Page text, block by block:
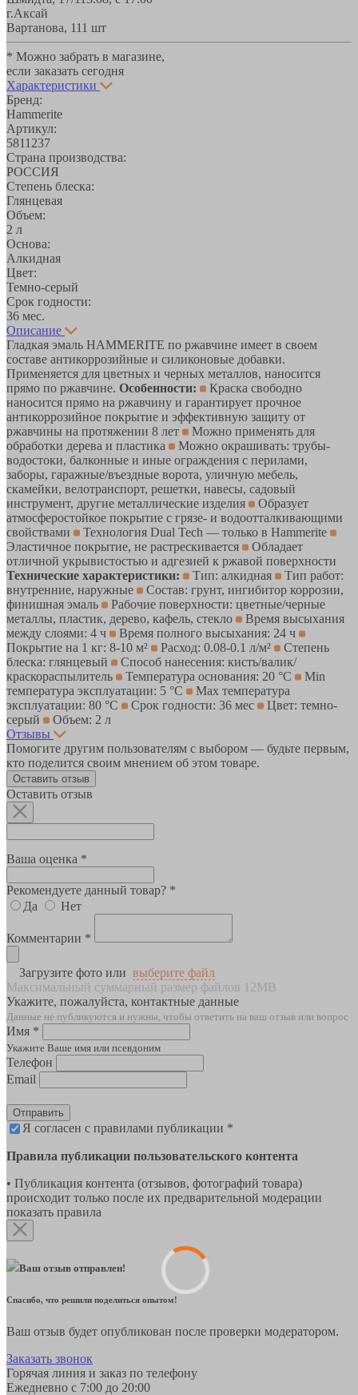
г.Аксай
Вартанова, 111 шт
* Можно забрать в магазине,
если заказать сегодня
Характеристики
Бренд:
Hammerite
Артикул:
5811237
Страна производства:
РОССИЯ
Степень блеска:
Глянцевая
Объем:
2 л
Основа:
Алкидная
Цвет:
Темно-серый
Срок годности:
36 мес.
Описание
Гладкая эмаль HAMMERITE по ржавчине имеет в своем
составе антикоррозийные и силиконовые добавки.
Применяется для цветных и черных металлов, наносится
прямо по ржавчине. Особенности:
Краска свободно
наносится прямо на ржавчину и гарантирует прочное
антикоррозийное покрытие и эффективную защиту от
ржавчины на протяжении 8 лет
Можно применять для
обработки дерева и пластика
Можно окрашивать: трубы-
водостоки, балконные и иные ограждения с перилами,
заборы, гаражные/въездные ворота, уличную мебель,
скамейки, велотранспорт, решетки, навесы, садовый
инструмент, другие металлические изделия
Образует
атмосферостойкое покрытие с грязе- и водоотталкивающими
свойствами
Технология Dual Tech — только в Hammerite
Эластичное покрытие, не растрескивается
Обладает
отличной укрывистостью и адгезией к ржавой поверхности
Технические характеристики:
Тип: алкидная
Тип работ:
внутренние, наружные
Состав: грунт, ингибитор коррозии,
финишная эмаль
Рабочие поверхности: цветные/черные
металлы, пластик, дерево, кафель, стекло
Время высыхания
между слоями: 4 ч
Время полного высыхания: 24 ч
Покрытие на 1 кг: 8-10 м²
Расход: 0.08-0.1 л/м²
Степень
блеска: глянцевый
Способ нанесения: кисть/валик/
краскораспылитель
Температура основания: 20 °С
Min
температура эксплуатации: 5 °С
Max температура
эксплуатации: 80 °С
Срок годности: 36 мес
Цвет: темно-
серый
Объем: 2 л
Отзывы
Помогите другим пользователям с выбором — будьте первым,
кто поделится своим мнением об этом товаре.
Оставить отзыв
Оставить отзыв
Ваша оценка *
Рекомендуете данный товар? *
Да
Нет
Комментарии *
Загрузите фото или выберите файл
Максимальный суммарный размер файлов 12MB
Укажите, пожалуйста, контактные данные
Данные не публикуются и нужны, чтобы ответить на ваш отзыв или вопрос
Имя *
Укажите Ваше имя или псевдоним
Телефон
Email
Отправить
Я согласен с правилами публикации *
Правила публикации пользовательского контента
• Публикация контента (отзывов, фотографий товара)
происходит только после их предварительной модерации
показать правила
Ваш отзыв отправлен!
Спасибо, что решили поделиться опытом!
Ваш отзыв будет опубликован после проверки модератором.
Заказать звонок
Горячая линия и заказ по телефону
Ежедневно с 7:00 до 20:00